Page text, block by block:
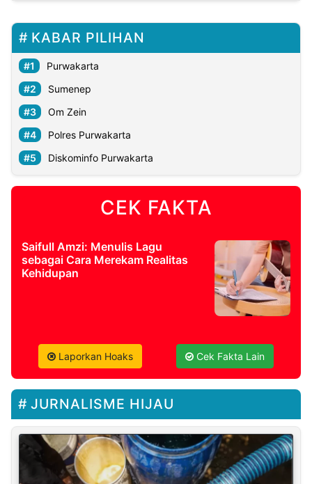
KABAR PILIHAN
Purwakarta
Sumenep
Om Zein
Polres Purwakarta
Diskominfo Purwakarta
CEK FAKTA
Saifull Amzi: Menulis Lagu
sebagai Cara Merekam Realitas
Kehidupan
Laporkan Hoaks Cek Fakta Lain
JURNALISME HIJAU